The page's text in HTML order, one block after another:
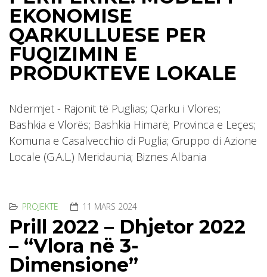
EKONOMISE
QARKULLUESE PER
FUQIZIMIN E
PRODUKTEVE LOKALE
Ndermjet - Rajonit të Puglias; Qarku i Vlores;
Bashkia e Vlorës; Bashkia Himarë; Provinca e Leçes;
Komuna e Casalvecchio di Puglia; Gruppo di Azione
Locale (G.A.L.) Meridaunia; Biznes Albania
PROJEKTE 11 MARS 2024
Prill 2022 – Dhjetor 2022
– “Vlora në 3-
Dimensione”